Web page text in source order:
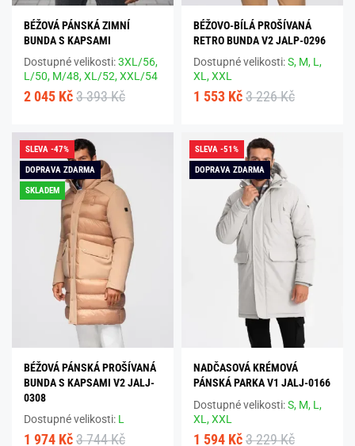
BÉŽOVÁ PÁNSKÁ ZIMNÍ
BUNDA S KAPSAMI
Dostupné velikosti:3XL/56,
L/50, M/48,XL/52,XXL/54
2 045 Kč 3 393 Kč
BÉŽOVO-BÍLÁ PROŠÍVANÁ
RETRO BUNDA V2 JALP-0296
Dostupné velikosti:S, M, L,
XL,XXL
1 553 Kč 3 226 Kč
SLEVA -47%
DOPRAVA ZDARMA
SKLADEM
BÉŽOVÁ PÁNSKÁ PROŠÍVANÁ
BUNDA S KAPSAMI V2 JALJ-
0308
Dostupné velikosti: L
1 974 Kč 3 744 Kč
SLEVA -51%
DOPRAVA ZDARMA
NADČASOVÁ KRÉMOVÁ
PÁNSKÁ PARKA V1 JALJ-0166
Dostupné velikosti:S, M, L,
XL,XXL
1 594 Kč 3 229 Kč